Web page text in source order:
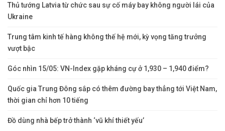
Thủ tướng Latvia từ chức sau sự cố máy bay không người lái của
Ukraine
Trung tâm kinh tế hàng không thế hệ mới, kỳ vọng tăng trưởng
vượt bậc
Góc nhìn 15/05: VN-Index gặp kháng cự ở 1,930 – 1,940 điểm?
Quốc gia Trung Đông sắp có thêm đường bay thẳng tới Việt Nam,
thời gian chỉ hơn 10 tiếng
Đồ dùng nhà bếp trở thành ‘vũ khí thiết yếu’